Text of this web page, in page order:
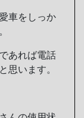
車をしっか
あれば電話
思います。